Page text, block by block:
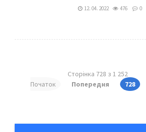
12. 04. 2022 476 0
Сторінка 728 з 1 252
Початок
Попередня 728